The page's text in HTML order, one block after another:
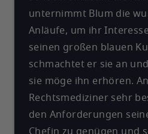
unternimmt Blum die
Anläufe, um ihr
seinen großen blauen
schmachtet er sie an
sie möge ihn erhören.
Rechtsmediziner sehr
den Anforderungen